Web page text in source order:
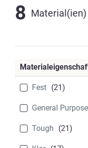
8
Fest (21)
General Purpose
Tough (21)